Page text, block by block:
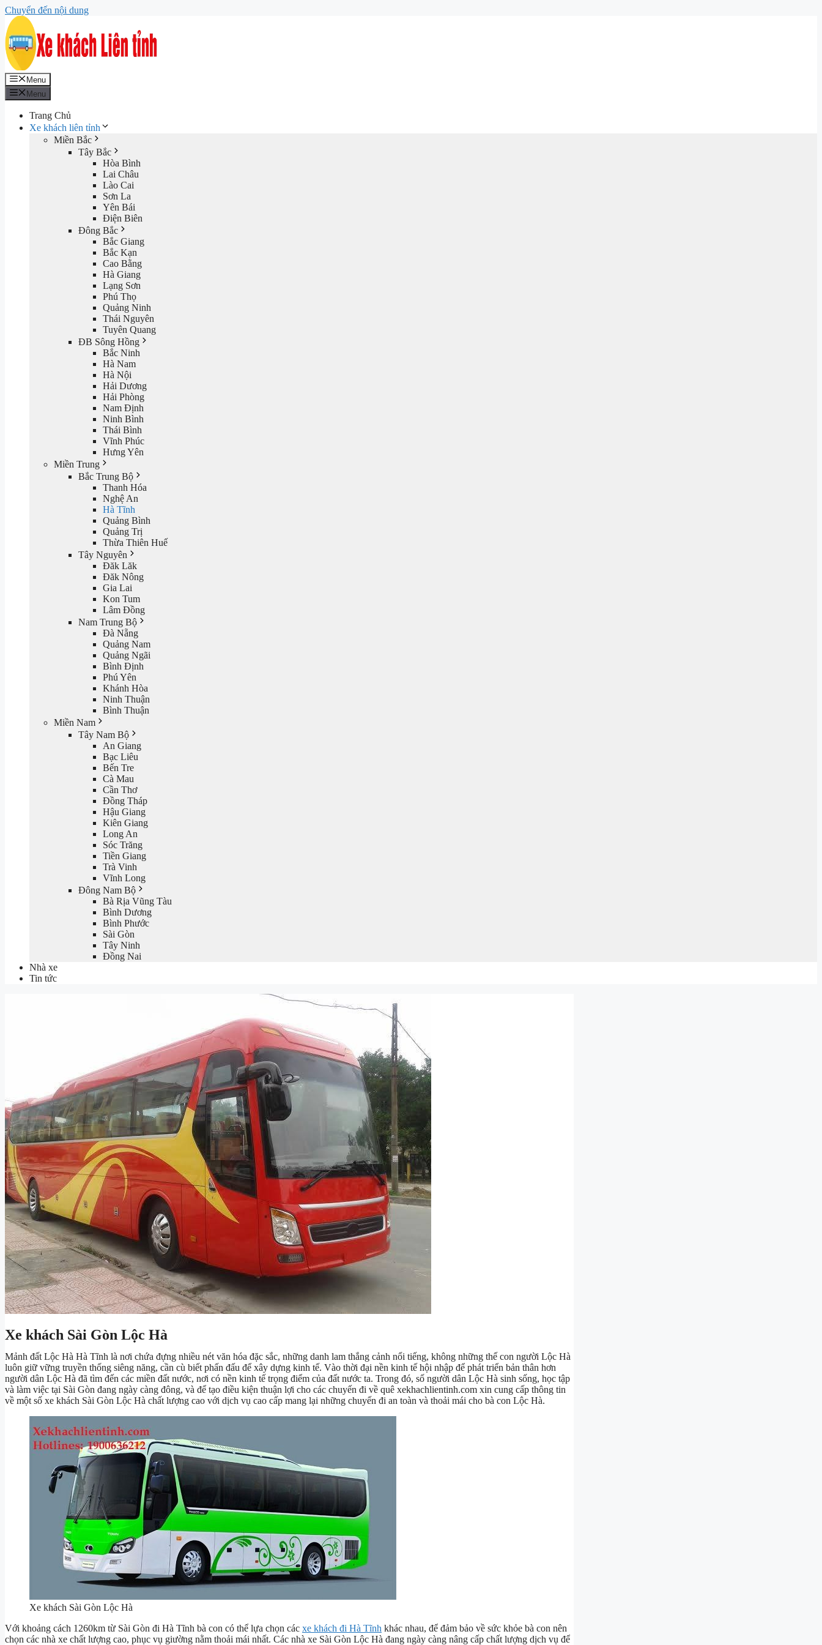
Chuyển đến nội dung
Menu
Menu
Trang Chủ
Xe khách liên tỉnh
Miền Bắc
Tây Bắc
Hòa Bình
Lai Châu
Lào Cai
Sơn La
Yên Bái
Điện Biên
Đông Bắc
Bắc Giang
Bắc Kạn
Cao Bằng
Hà Giang
Lạng Sơn
Phú Thọ
Quảng Ninh
Thái Nguyên
Tuyên Quang
ĐB Sông Hồng
Bắc Ninh
Hà Nam
Hà Nội
Hải Dương
Hải Phòng
Nam Định
Ninh Bình
Thái Bình
Vĩnh Phúc
Hưng Yên
Miền Trung
Bắc Trung Bộ
Thanh Hóa
Nghệ An
Hà Tĩnh
Quảng Bình
Quảng Trị
Thừa Thiên Huế
Tây Nguyên
Đăk Lăk
Đăk Nông
Gia Lai
Kon Tum
Lâm Đồng
Nam Trung Bộ
Đà Nẵng
Quảng Nam
Quảng Ngãi
Bình Định
Phú Yên
Khánh Hòa
Ninh Thuận
Bình Thuận
Miền Nam
Tây Nam Bộ
An Giang
Bạc Liêu
Bến Tre
Cà Mau
Cần Thơ
Đồng Tháp
Hậu Giang
Kiên Giang
Long An
Sóc Trăng
Tiền Giang
Trà Vinh
Vĩnh Long
Đông Nam Bộ
Bà Rịa Vũng Tàu
Bình Dương
Bình Phước
Sài Gòn
Tây Ninh
Đồng Nai
Nhà xe
Tin tức
Xe khách Sài Gòn Lộc Hà
Mảnh đất Lộc Hà Hà Tĩnh là nơi chứa đựng nhiều nét văn hóa đặc sắc, những danh lam thắng cảnh nổi tiếng, không những thế con người Lộc Hà
luôn giữ vững truyền thống siêng năng, cần cù biết phấn đấu để xây dựng kinh tế. Vào thời đại nền kinh tế hội nhập để phát triển bản thân hơn
người dân Lộc Hà đã tìm đến các miền đất nước, nơi có nền kinh tế trọng điểm của đất nước ta. Trong đó, số người dân Lộc Hà sinh sống, học tập
và làm việc tại Sài Gòn đang ngày càng đông, và để tạo điều kiện thuận lợi cho các chuyến đi về quê xekhachlientinh.com xin cung cấp thông tin
về một số xe khách Sài Gòn Lộc Hà chất lượng cao với dịch vụ cao cấp mang lại những chuyến đi an toàn và thoải mái cho bà con Lộc Hà.
Xe khách Sài Gòn Lộc Hà
Với khoảng cách 1260km từ Sài Gòn đi Hà Tĩnh bà con có thể lựa chọn các xe khách đi Hà Tĩnh khác nhau, để đảm bảo về sức khỏe bà con nên
chọn các nhà xe chất lượng cao, phục vụ giường nằm thoải mái nhất. Các nhà xe Sài Gòn Lộc Hà đang ngày càng nâng cấp chất lượng dịch vụ để